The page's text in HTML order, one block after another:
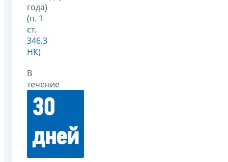
года)
(п. 1
ст.
346.3
НК)
В
течение
30
дней